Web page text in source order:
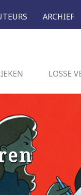
ARCHIEF
LOSSE